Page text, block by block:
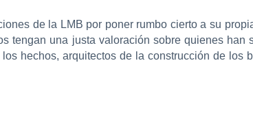
de la LMB por poner rumbo cierto a su
tengan una justa valoración sobre quienes han
hechos, arquitectos de la construcción de los